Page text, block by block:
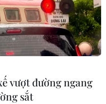
ít nhất
vượt đường ngang
sắt